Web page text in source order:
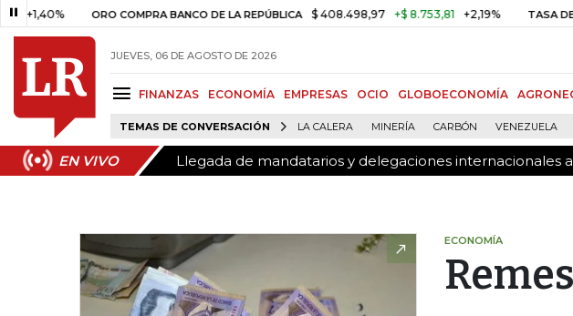
ORO COMPRA BANCO DE LA REPÚBLICA $ 408.498,97 +$ 8.753,81 +2,19% TASA DE USURA
JUEVES, 06 DE AGOSTO DE 2026
FINANZAS ECONOMÍA EMPRESAS OCIO GLOBOECONOMÍA
TEMAS DE CONVERSACIÓN LA CALERA MINERÍA CARBÓN VENEZUELA
EN VIVO Llegada de mandatarios y delegaciones internacionales
EN VIVO Llegada de mandatarios y delegaciones internacionales
ECONOMÍA